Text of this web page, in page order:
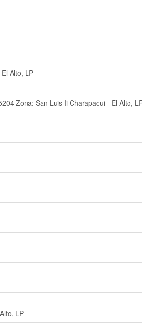
Alto, LP
Zona: San Luis Ii Charapaqui - El Alto,
LP